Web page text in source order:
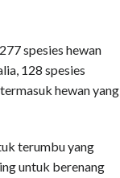
spesies hewan
128 spesies
hewan yang
terumbu yang
untuk berenang